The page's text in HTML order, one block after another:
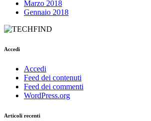
Marzo 2018
Gennaio 2018
Accedi
Accedi
Feed dei contenuti
Feed dei commenti
WordPress.org
Articoli recenti